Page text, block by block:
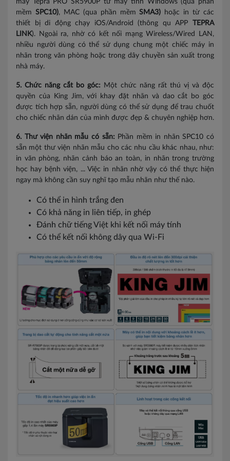
máy Tepra PRO SR5900P từ máy tính Windows (qua phần
mềm SPC10), MAC (qua phần mềmSMA3) hoặc in từ các
thiết bị di động chạy iOS/Android (thông qu APP
TEPRA
LINK). Ngoài ra, nhờ có kết nối mạng Wireless/Wired LAN,
nhiều người dùng có thể sử dụng chung một chiếc máy in
nhãn trong văn phòng hoặc trong dây chuyền sản xuất trong
nhà máy.
5. Chức năng cắt bo góc: Một chức năng rất thú vị và độc
quyền của King Jim, với khay đặt nhãn và dao cắt bo góc
được tích hợp sẵn, người dùng có thể sử dụng để trau chuốt
cho chiếc nhãn dán của mình được đẹp & chuyên nghiệp hơn.
6. Thư viện nhãn mẫu có sẵn: Phần mềm in nhãn SPC10 có
sẵn một thư viện nhãn mẫu cho các nhu cầu khác nhau, như:
in văn phòng, nhãn cảnh báo an toàn, in nhãn trong trường
học hay bệnh viện, ... Việc in nhãn nhờ vậy có thể thực hiện
ngay mà không cần suy nghĩ tạo mẫu nhãn như thế nào.
Có thể in hình trắng đen
Có khả năng in liên tiếp, in ghép
Đánh chữ tiếng Việt khi kết nối máy tính
Có thể kết nối không dây qua Wi-Fi